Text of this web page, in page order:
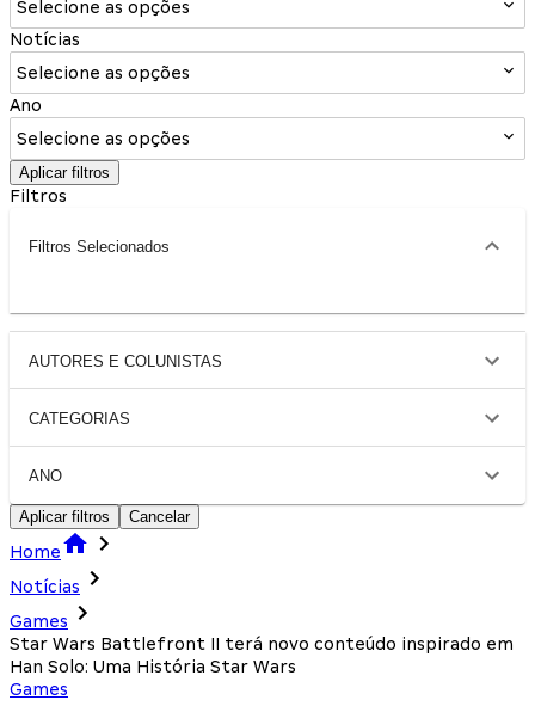
Selecione as opções
Notícias
Selecione as opções
Ano
Selecione as opções
Aplicar filtros
Filtros
Filtros Selecionados
AUTORES E COLUNISTAS
CATEGORIAS
ANO
Aplicar filtros Cancelar
Home
Notícias
Games
Star Wars Battlefront II terá novo conteúdo inspirado em
Han Solo: Uma História Star Wars
Games